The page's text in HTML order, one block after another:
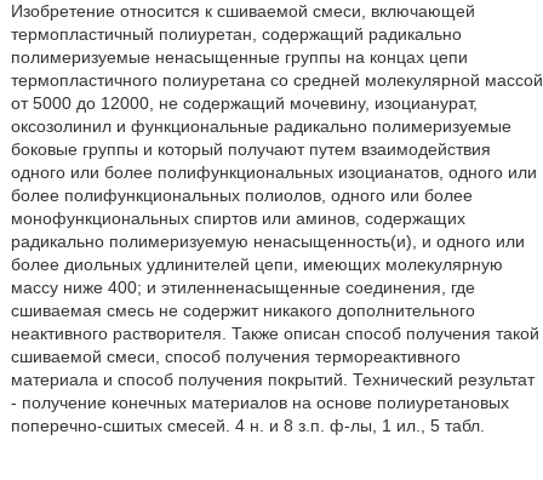
Изобретение относится к сшиваемой смеси, включающей
термопластичный полиуретан, содержащий радикально
полимеризуемые ненасыщенные группы на концах цепи
термопластичного полиуретана со средней молекулярной массой
от 5000 до 12000, не содержащий мочевину, изоцианурат,
оксозолинил и функциональные радикально полимеризуемые
боковые группы и который получают путем взаимодействия
одного или более полифункциональных изоцианатов, одного или
более полифункциональных полиолов, одного или более
монофункциональных спиртов или аминов, содержащих
радикально полимеризуемую ненасыщенность(и), и одного или
более диольных удлинителей цепи, имеющих молекулярную
массу ниже 400; и этиленненасыщенные соединения, где
сшиваемая смесь не содержит никакого дополнительного
неактивного растворителя. Также описан способ получения такой
сшиваемой смеси, способ получения термореактивного
материала и способ получения покрытий. Технический результат
- получение конечных материалов на основе полиуретановых
поперечно-сшитых смесей. 4 н. и 8 з.п. ф-лы, 1 ил., 5 табл.